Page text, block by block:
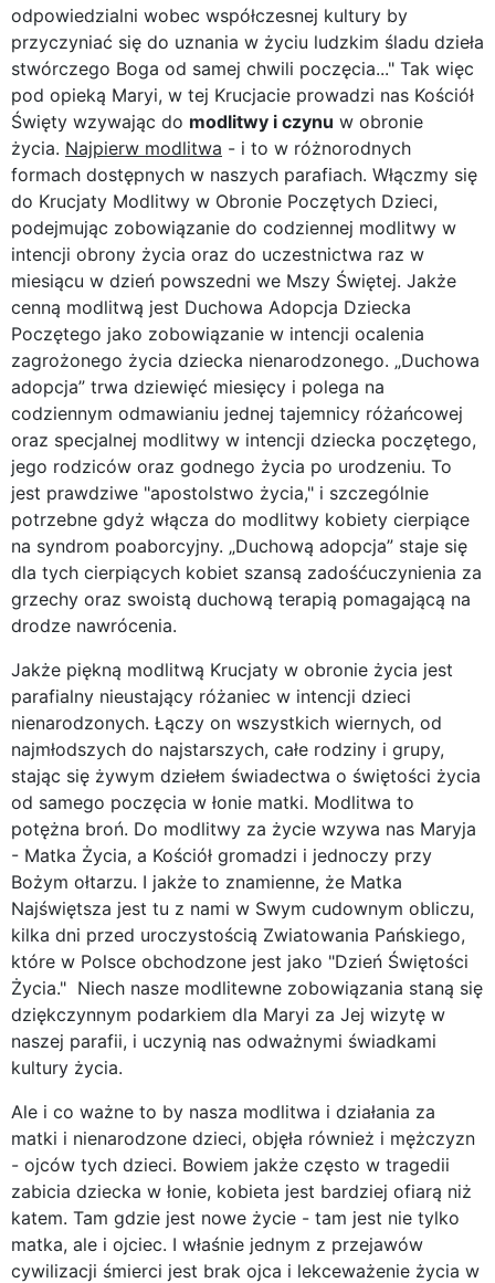
odpowiedzialni wobec współczesnej kultury by
przyczyniać się do uznania w życiu ludzkim śladu dzieła
stwórczego Boga od samej chwili poczęcia..." Tak więc
pod opieką Maryi, w tej Krucjacie prowadzi nas Kościół
Święty wzywając do modlitwy i czynu w obronie
życia. Najpierw modlitwa - i to w różnorodnych
formach dostępnych w naszych parafiach. Włączmy się
do Krucjaty Modlitwy w Obronie Poczętych Dzieci,
podejmując zobowiązanie do codziennej modlitwy w
intencji obrony życia oraz do uczestnictwa raz w
miesiącu w dzień powszedni we Mszy Świętej. Jakże
cenną modlitwą jest Duchowa Adopcja Dziecka
Poczętego jako zobowiązanie w intencji ocalenia
zagrożonego życia dziecka nienarodzonego. „Duchowa
adopcja” trwa dziewięć miesięcy i polega na
codziennym odmawianiu jednej tajemnicy różańcowej
oraz specjalnej modlitwy w intencji dziecka poczętego,
jego rodziców oraz godnego życia po urodzeniu. To
jest prawdziwe "apostolstwo życia," i szczególnie
potrzebne gdyż włącza do modlitwy kobiety cierpiące
na syndrom poaborcyjny. „Duchową adopcja” staje się
dla tych cierpiących kobiet szansą zadośćuczynienia za
grzechy oraz swoistą duchową terapią pomagającą na
drodze nawrócenia.
Jakże piękną modlitwą Krucjaty w obronie życia jest
parafialny nieustający różaniec w intencji dzieci
nienarodzonych. Łączy on wszystkich wiernych, od
najmłodszych do najstarszych, całe rodziny i grupy,
stając się żywym dziełem świadectwa o świętości życia
od samego poczęcia w łonie matki. Modlitwa to
potężna broń. Do modlitwy za życie wzywa nas Maryja
- Matka Życia, a Kościół gromadzi i jednoczy przy
Bożym ołtarzu. I jakże to znamienne, że Matka
Najświętsza jest tu z nami w Swym cudownym obliczu,
kilka dni przed uroczystością Zwiatowania Pańskiego,
które w Polsce obchodzone jest jako "Dzień Świętości
Życia." Niech nasze modlitewne zobowiązania staną się
dziękczynnym podarkiem dla Maryi za Jej wizytę w
naszej parafii, i uczynią nas odważnymi świadkami
kultury życia.
Ale i co ważne to by nasza modlitwa i działania za
matki i nienarodzone dzieci, objęła również i mężczyzn
- ojców tych dzieci. Bowiem jakże często w tragedii
zabicia dziecka w łonie, kobieta jest bardziej ofiarą niż
katem. Tam gdzie jest nowe życie - tam jest nie tylko
matka, ale i ojciec. I właśnie jednym z przejawów
cywilizacji śmierci jest brak ojca i lekceważenie życia w